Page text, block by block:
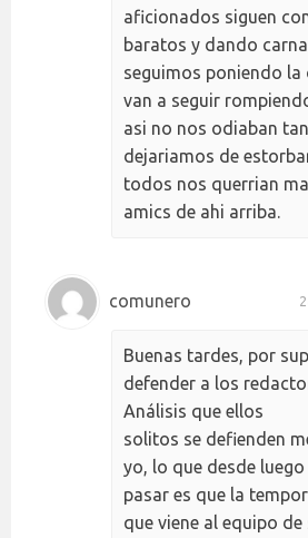
aficionados siguen
baratos y dando
seguimos poniendo
van a seguir
asi no nos odiaban
dejariamos de
todos nos querrian
amics de ahi arriba.
comunero
Buenas tardes, por
defender a los
Análisis que ellos
solitos se defienden
yo, lo que desde
pasar es que la
que viene al equipo